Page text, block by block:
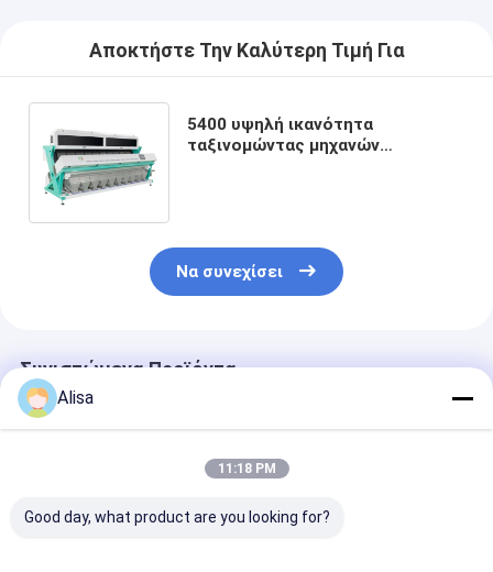
Αποκτήστε Την Καλύτερη Τιμή Για
5400 υψηλή ικανότητα
ταξινομώντας μηχανών
Να συνεχίσει
Συνιστώμενα Προϊόντα
Alisa
11:18 PM
Good day, what product are you looking for?